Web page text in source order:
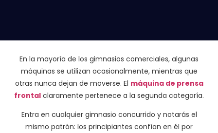
En la mayoría de los gimnasios comerciales, algunas
máquinas se utilizan ocasionalmente, mientras que
otras nunca dejan de moverse. El máquina de prensa
frontal claramente pertenece a la segunda categoría.
Entra en cualquier gimnasio concurrido y notarás el
mismo patrón: los principiantes confían en él por